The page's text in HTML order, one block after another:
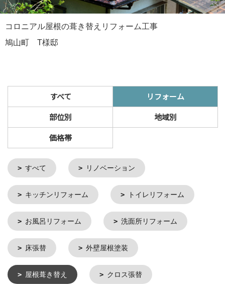
コロニアル屋根の葺き替えリフォーム工事
鳩山町 T様邸
すべて
リフォーム
部位別
地域別
価格帯
すべて リノベーション
キッチンリフォーム トイレリフォーム
お風呂リフォーム 洗面所リフォーム
床張替 外壁屋根塗装
屋根葺き替え クロス張替